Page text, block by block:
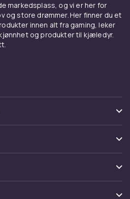
kvalitet
børstet innside gir mykhet
Økologisk bomull og
gjør det enklere å velge
Med
på CDON
markedsplass, og vi er her for
og store drømmer. Her finner du et
innen alt fra gaming, leker
og produkter til kjæledyr.